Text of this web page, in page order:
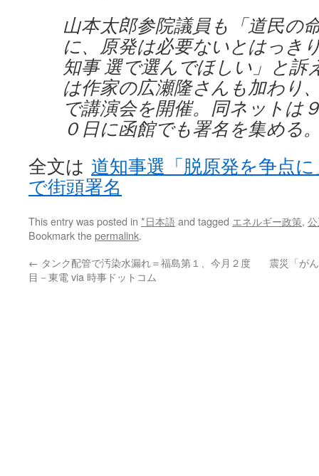
山本太郎参院議員も「道民の
に、原発は必要ないとはっき
知事 選で選んでほしい」と訴
は作家の広瀬隆さんも加わり
で講演会を開催。同ネットは
０日に函館でも署名を集める
全文は 道知事選「脱原発を争点
で街頭署名
This entry was posted in *日本語and tagged エネルギー政策,
Bookmark thepermalink.
← タンク配管で汚染水漏れ＝福島第１、今月２度
目－東電 via 時事ドットコム
震災「が